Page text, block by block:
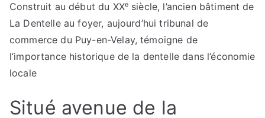
Construit au début du XXᵉ siècle, l’ancien bâtiment de
La Dentelle au foyer, aujourd’hui tribunal de
commerce du Puy-en-Velay, témoigne de
l’importance historique de la dentelle dans l’économie
locale
Situé avenue de la